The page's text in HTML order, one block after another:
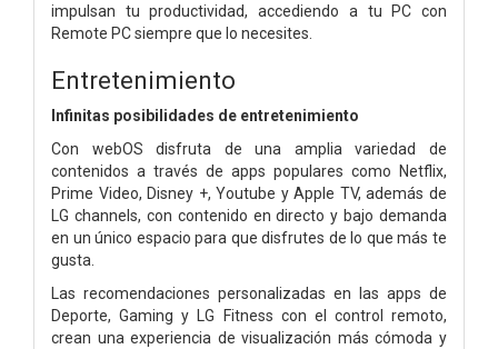
impulsan tu productividad, accediendo a tu PC con
Remote PC siempre que lo necesites.
Entretenimiento
Infinitas posibilidades de entretenimiento
Con webOS disfruta de una amplia variedad de
contenidos a través de apps populares como Netflix,
Prime Video, Disney +, Youtube y Apple TV, además de
LG channels, con contenido en directo y bajo demanda
en un único espacio para que disfrutes de lo que más te
gusta.
Las recomendaciones personalizadas en las apps de
Deporte, Gaming y LG Fitness con el control remoto,
crean una experiencia de visualización más cómoda y